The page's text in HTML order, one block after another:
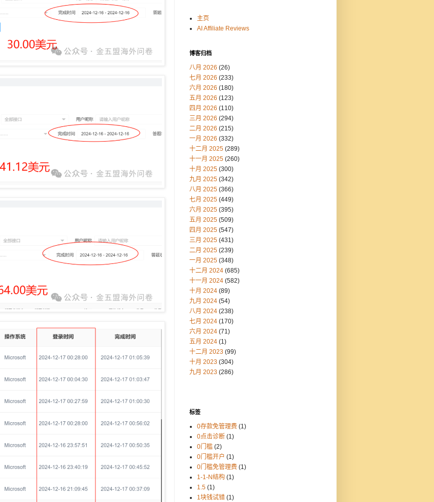
主页
AI Affiliate Reviews
博客归档
八月 2026 (26)
七月 2026 (233)
六月 2026 (180)
五月 2026 (123)
四月 2026 (110)
三月 2026 (294)
二月 2026 (215)
一月 2026 (332)
十二月 2025 (289)
十一月 2025 (260)
十月 2025 (300)
九月 2025 (342)
八月 2025 (366)
七月 2025 (449)
六月 2025 (395)
五月 2025 (509)
四月 2025 (547)
三月 2025 (431)
二月 2025 (239)
一月 2025 (348)
十二月 2024 (685)
十一月 2024 (582)
十月 2024 (89)
九月 2024 (54)
八月 2024 (238)
七月 2024 (170)
六月 2024 (71)
五月 2024 (1)
十二月 2023 (99)
十月 2023 (304)
九月 2023 (286)
标签
0存款免管理费 (1)
0点击诊断 (1)
0门槛 (2)
0门槛开户 (1)
0门槛免管理费 (1)
1-1-N结构 (1)
1.5 (1)
1块钱试错 (1)